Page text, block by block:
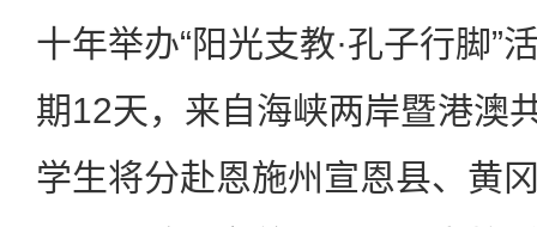
十年举办“阳光支教·孔子行脚”
期12天，来自海峡两岸暨港澳
学生将分赴恩施州宣恩县、黄